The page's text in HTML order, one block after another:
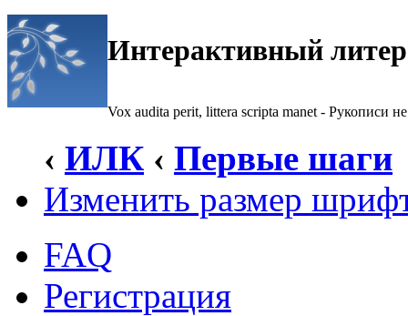
Интерактивный
Vox audita perit, littera scripta manet - Рукописи не
‹ ИЛК ‹ Первые шаги
Изменить размер
FAQ
Регистрация